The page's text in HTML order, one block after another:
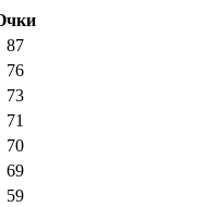
87
76
73
71
70
69
59